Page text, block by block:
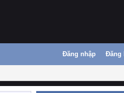
Đăng nhập Đăng